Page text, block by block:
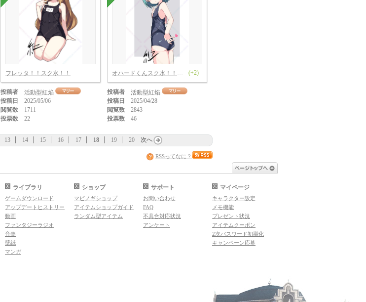
フレッタ！！スク水！！
投稿者
活動型紅焔
投稿日
2025/05/06
閲覧数
1711
投票数
22
オハードくんスク水！！！２０周年記念！ (+2)
投稿者
活動型紅焔
投稿日
2025/04/28
閲覧数
2843
投票数
46
13 14 15 16 17 18 19 20 次へ
RSSってなに？
ライブラリ
ゲームダウンロード
アップデートヒストリー
動画
ファンタジーラジオ
音楽
壁紙
マンガ
ショップ
マビノギショップ
アイテムショップガイド
ランダム型アイテム
サポート
お問い合わせ
FAQ
不具合対応状況
アンケート
マイページ
キャラクター設定
メモ機能
プレゼント状況
アイテムクーポン
2次パスワード初期化
キャンペーン応募